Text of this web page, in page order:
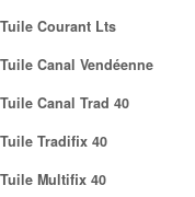
Tuile Courant Lts
Tuile Canal Vendéenne
Tuile Canal Trad 40
Tuile Tradifix 40
Tuile Multifix 40